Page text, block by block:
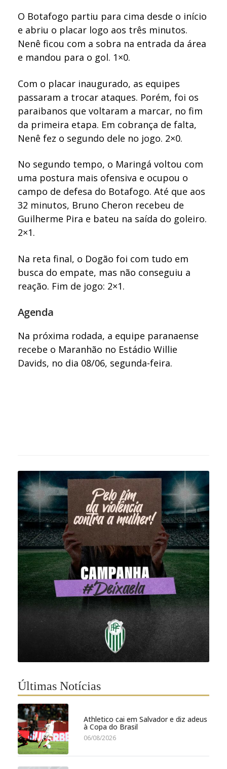
O Botafogo partiu para cima desde o início
e abriu o placar logo aos três minutos.
Nenê ficou com a sobra na entrada da área
e mandou para o gol. 1×0.
Com o placar inaugurado, as equipes
passaram a trocar ataques. Porém, foi os
paraibanos que voltaram a marcar, no fim
da primeira etapa. Em cobrança de falta,
Nenê fez o segundo dele no jogo. 2×0.
No segundo tempo, o Maringá voltou com
uma postura mais ofensiva e ocupou o
campo de defesa do Botafogo. Até que aos
32 minutos, Bruno Cheron recebeu de
Guilherme Pira e bateu na saída do goleiro.
2×1.
Na reta final, o Dogão foi com tudo em
busca do empate, mas não conseguiu a
reação. Fim de jogo: 2×1.
Agenda
Na próxima rodada, a equipe paranaense
recebe o Maranhão no Estádio Willie
Davids, no dia 08/06, segunda-feira.
Últimas Notícias
Athletico cai em Salvador e diz adeus
à Copa do Brasil
06/08/2026